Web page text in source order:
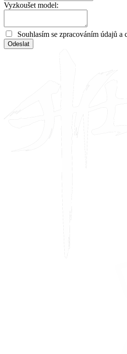
Vyzkoušet model:
Souhlasím se zpracováním údajů a
Odeslat